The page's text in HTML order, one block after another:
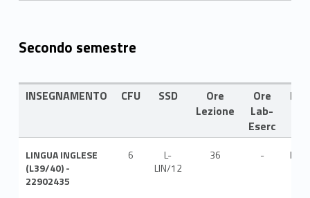
Secondo semestre
INSEGNAMENTO CFU SSD
Ore
Lezione
Ore
Lab-
Eserc
LINGUA INGLESE
(L39/40) -
22902435
6
L-
LIN/12
36 - ITA